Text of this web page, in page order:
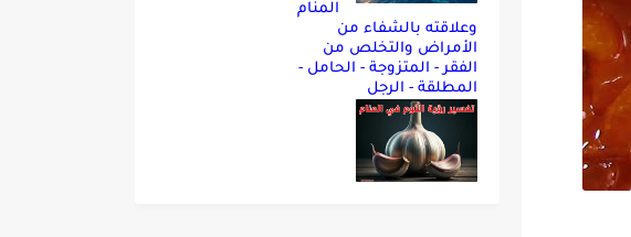
المنام
وعلاقته بالشفاء من
الأمراض والتخلص من
الفقر - المتزوجة - الحامل -
المطلقة - الرجل